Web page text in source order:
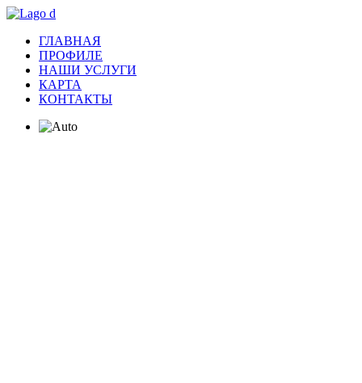
ГЛАВНАЯ
ПРОФИЛЕ
НАШИ УСЛУГИ
КАРТА
КОНТАКТЫ